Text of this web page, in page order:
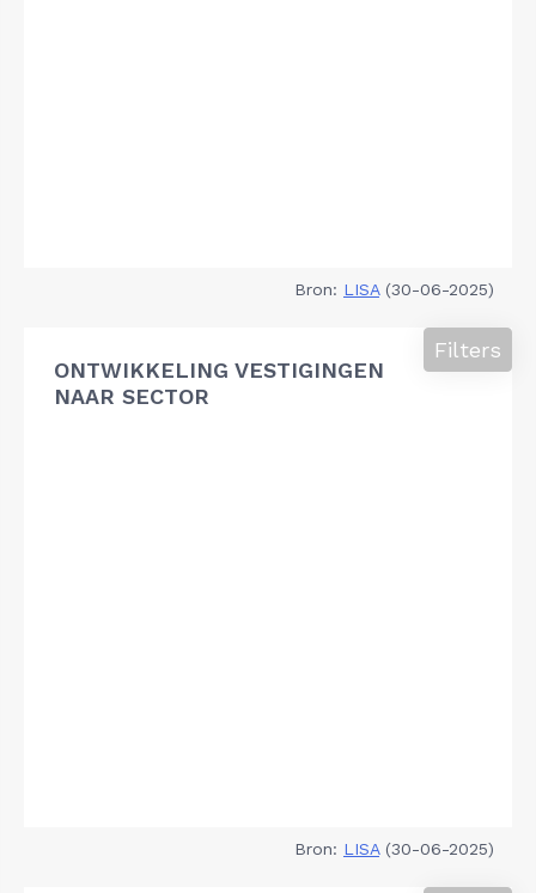
Bron: LISA(30-06-2025)
ONTWIKKELING VESTIGINGEN
NAAR SECTOR
Filters
Bron: LISA(30-06-2025)